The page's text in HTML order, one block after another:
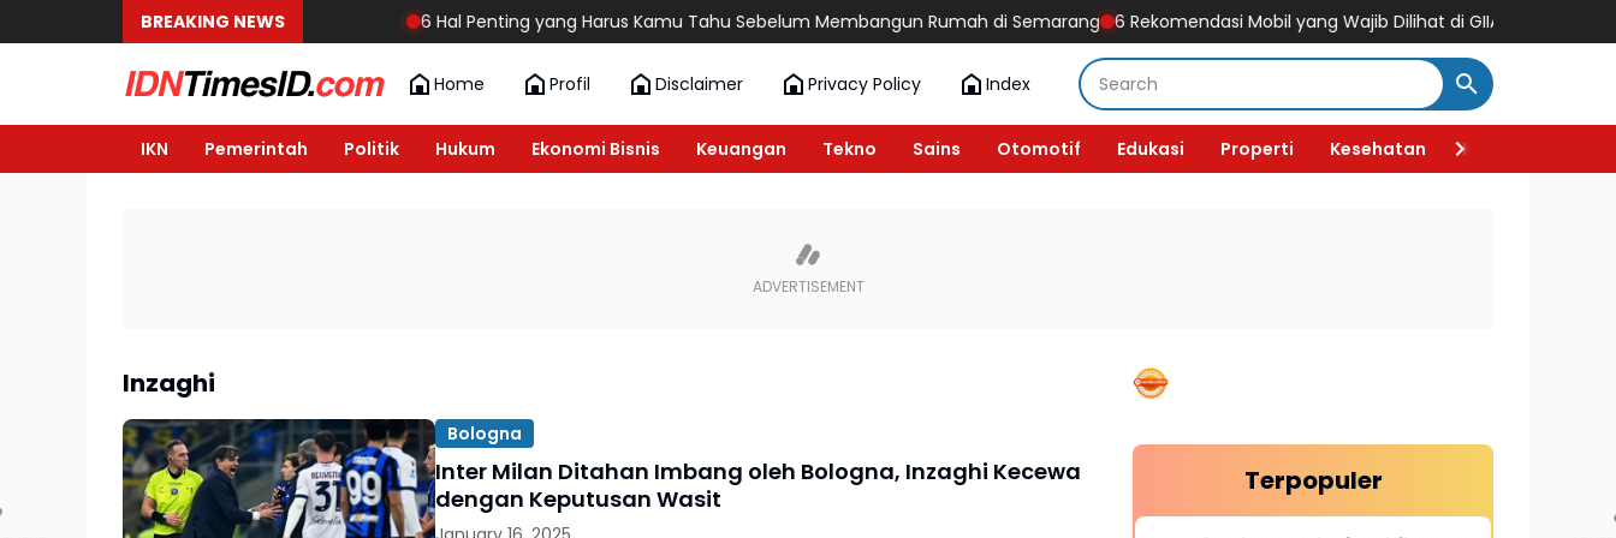
BREAKING NEWS 6 Hal Penting yang Harus Kamu Tahu Sebelum Membangun Rumah di Semarang 6 Rekomendasi Mobil yang Wajib Dilihat di GIIAS 2026, Ada Mobil
Home Profil Disclaimer Privacy Policy Index
IKN Pemerintah Politik Hukum Ekonomi Bisnis Keuangan Tekno Sains Otomotif Edukasi Properti Kesehatan Kecantikan
Inzaghi
Bologna
Inter Milan Ditahan Imbang oleh Bologna, Inzaghi Kecewa
dengan Keputusan Wasit
Terpopuler